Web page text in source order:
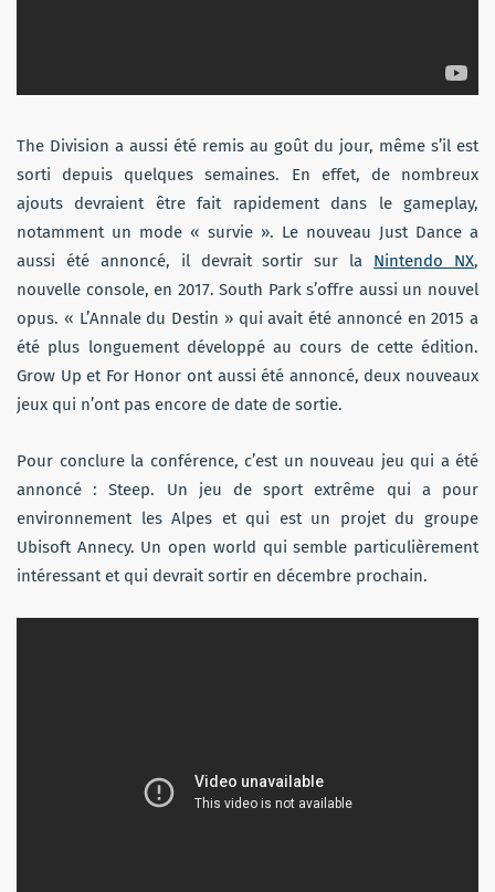
The Division a aussi été remis au goût du jour, même s’il est
sorti depuis quelques semaines. En effet, de nombreux
ajouts devraient être fait rapidement dans le gameplay,
notamment un mode « survie ». Le nouveau Just Dance a
aussi été annoncé, il devrait sortir sur la Nintendo NX,
nouvelle console, en 2017. South Park s’offre aussi un nouvel
opus. « L’Annale du Destin » qui avait été annoncé en 2015 a
été plus longuement développé au cours de cette édition.
Grow Up et For Honor ont aussi été annoncé, deux nouveaux
jeux qui n’ont pas encore de date de sortie.
Pour conclure la conférence, c’est un nouveau jeu qui a été
annoncé : Steep. Un jeu de sport extrême qui a pour
environnement les Alpes et qui est un projet du groupe
Ubisoft Annecy. Un open world qui semble particulièrement
intéressant et qui devrait sortir en décembre prochain.